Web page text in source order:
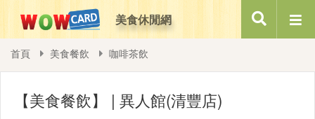
美食休閒網 搜尋
首頁 美食餐飲 咖啡茶飲
【美食餐飲】 | 異人館(清豐店)